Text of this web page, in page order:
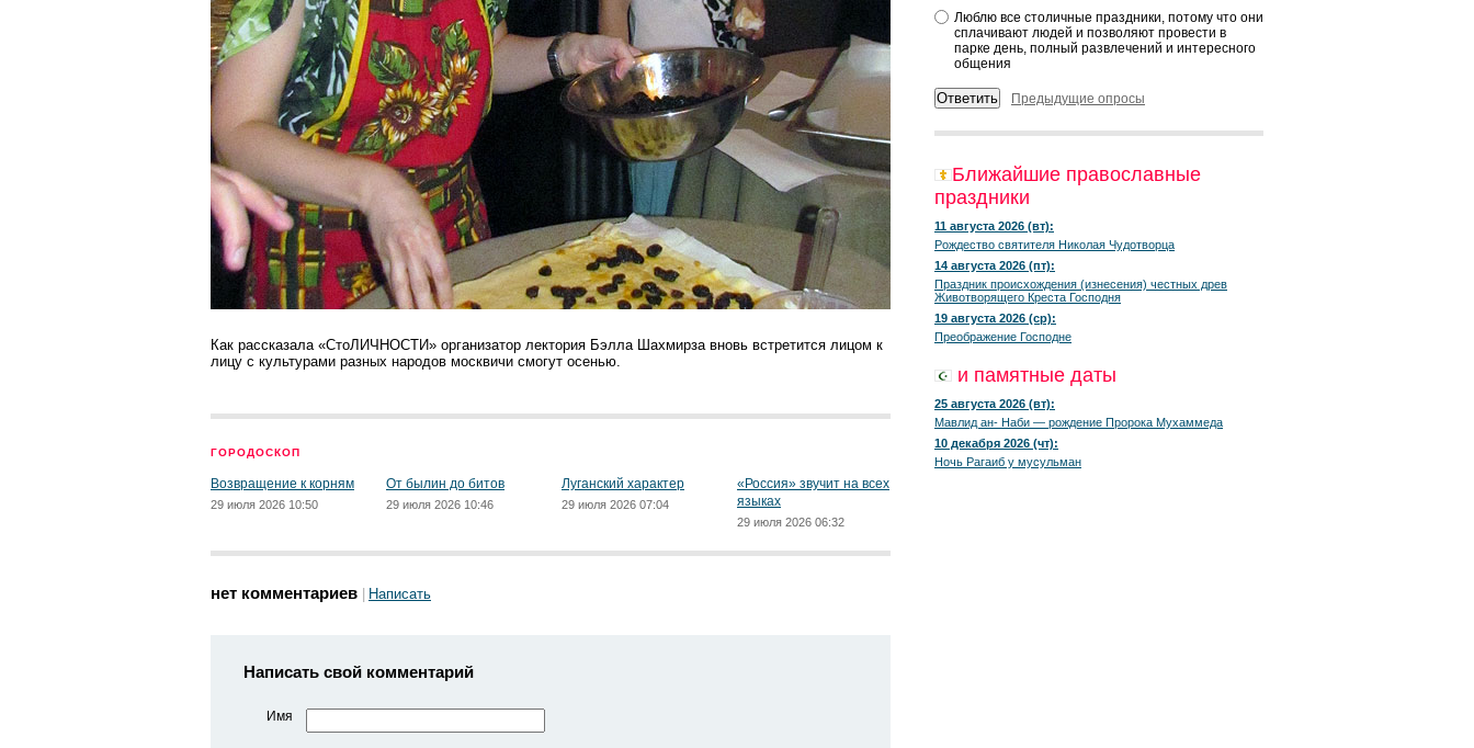
Люблю все столичные праздники, потому что они
сплачивают людей и позволяют провести в
парке день, полный развлечений и интересного
общения
Предыдущие опросы
Ближайшие православные
праздники
11 августа 2026 (вт):
Рождество святителя Николая Чудотворца
14 августа 2026 (пт):
Праздник происхождения (изнесения) честных древ
Животворящего Креста Господня
19 августа 2026 (ср):
Преображение Господне
и памятные даты
25 августа 2026 (вт):
Мавлид ан- Наби — рождение Пророка Мухаммеда
10 декабря 2026 (чт):
Ночь Рагаиб у мусульман
Как рассказала «СтоЛИЧНОСТИ» организатор лектория Бэлла Шахмирза вновь встретится лицом к
лицу с культурами разных народов москвичи смогут осенью.
ГОРОДОСКОП
Возвращение к корням
29 июля 2026 10:50
От былин до битов
29 июля 2026 10:46
Луганский характер
29 июля 2026 07:04
«Россия» звучит на всех
языках
29 июля 2026 06:32
нет комментариев Написать
Написать свой комментарий
Имя